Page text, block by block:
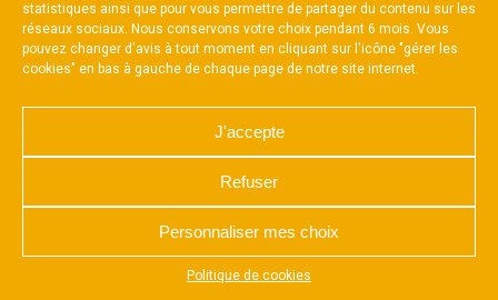
statistiques ainsi que pour vous permettre de partager du contenu sur les
réseaux sociaux. Nous conservons votre choix pendant 6 mois. Vous
pouvez changer d'avis à tout moment en cliquant sur l'icône "gérer les
cookies" en bas à gauche de chaque page de notre site internet.
J'accepte
Refuser
Personnaliser mes choix
Politique de cookies
Appuyez sur le bouton partager en bas de votre
NOUS CONTACTER
MENTIONS LÉGALES
POLITIQUE D’UTILISATION DES COOKIES
RÉALISÉ PAR L’AGENCE WEB A3 WEB